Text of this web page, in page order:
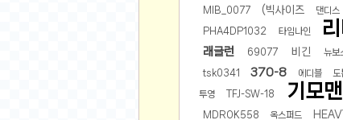
바이비트(Bybit)
비트멕스(BitMex)
비트소닉(Bitsonic)
후오비(Huobi)
지렁이 게임
MIB_0077 (빅사이즈 댄디스
PHA4DP1032 타임나인
래글런
69077 비긴 뉴보
tsk0341 370-8 에디블
투영 TFJ-SW-18 기모
MDROK558 옥스퍼드